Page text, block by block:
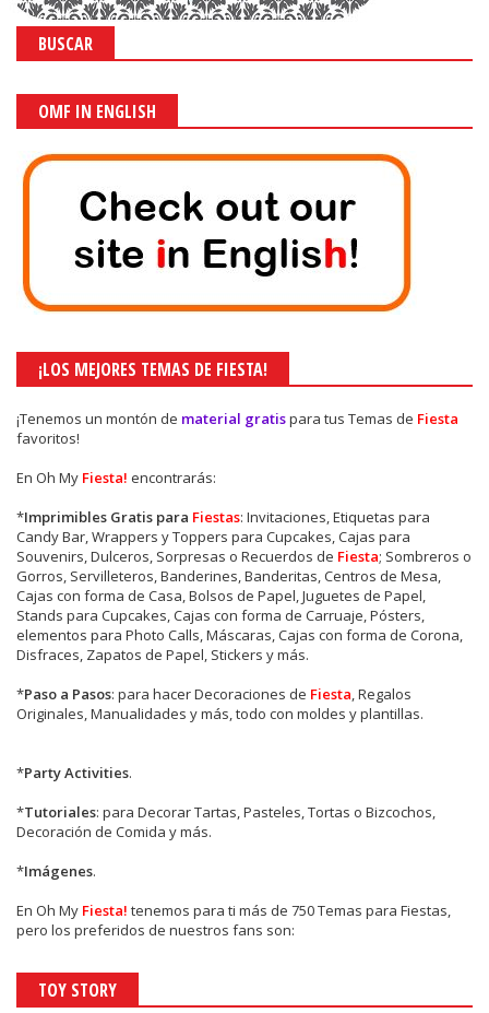
BUSCAR
OMF IN ENGLISH
¡LOS MEJORES TEMAS DE FIESTA!
¡Tenemos un montón de material gratispara tus Temas de Fiesta
favoritos!
En Oh My Fiesta! encontrarás:
*Imprimibles Gratis para Fiestas: Invitaciones, Etiquetas para
Candy Bar, Wrappers y Toppers para Cupcakes, Cajas para
Souvenirs, Dulceros, Sorpresas o Recuerdos de Fiesta; Sombreros o
Gorros, Servilleteros, Banderines, Banderitas, Centros de Mesa,
Cajas con forma de Casa, Bolsos de Papel, Juguetes de Papel,
Stands para Cupcakes, Cajas con forma de Carruaje, Pósters,
elementos para Photo Calls, Máscaras, Cajas con forma de Corona,
Disfraces, Zapatos de Papel, Stickers y más.
*Paso a Pasos: para hacer Decoraciones de Fiesta, Regalos
Originales, Manualidades y más, todo con moldes y plantillas.
*Party Activities.
*Tutoriales: para Decorar Tartas, Pasteles, Tortas o Bizcochos,
Decoración de Comida y más.
*Imágenes.
En Oh My Fiesta! tenemos para ti más de 750 Temas para Fiestas,
pero los preferidos de nuestros fans son:
TOY STORY